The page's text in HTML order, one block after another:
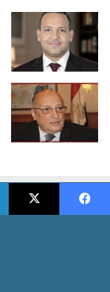
2026 جميع الحقوق محفوظة للمجلس العربي للمسئولية المجتمعية